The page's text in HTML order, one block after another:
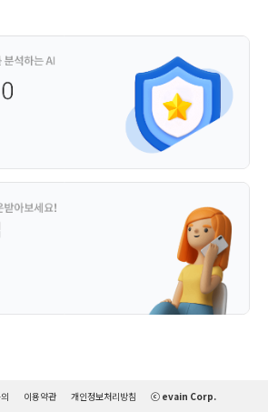
이용약관 개인정보처리방침 ⓒ evain Corp.